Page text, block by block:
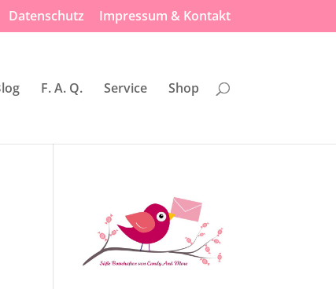
Datenschutz Impressum & Kontakt
F. A. Q. Service Shop